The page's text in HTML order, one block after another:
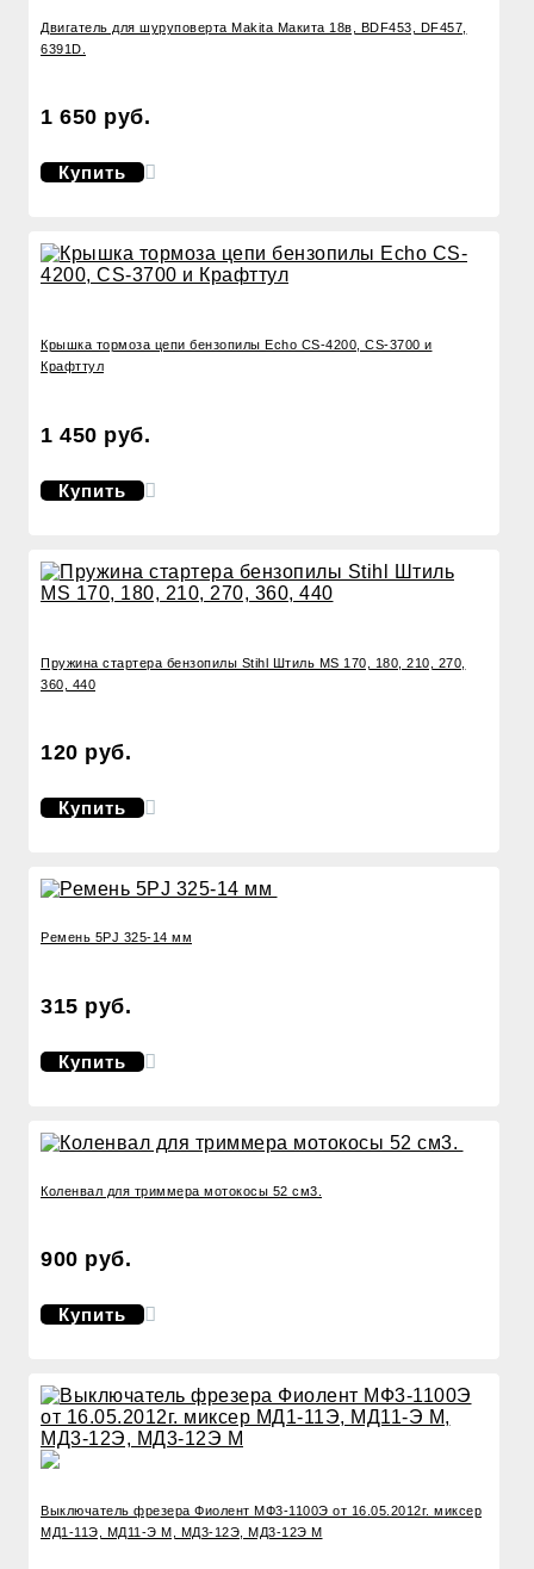
Двигатель для шуруповерта Makita Макита 18в, BDF453, DF457,
6391D.
1 650 руб.
Купить
Крышка тормоза цепи бензопилы Echo CS-4200, CS-3700 и
Крафттул
1 450 руб.
Купить
Пружина стартера бензопилы Stihl Штиль MS 170, 180, 210, 270,
360, 440
120 руб.
Купить
Ремень 5PJ 325-14 мм
315 руб.
Купить
Коленвал для триммера мотокосы 52 см3.
900 руб.
Купить
Выключатель фрезера Фиолент МФ3-1100Э от 16.05.2012г. миксер
МД1-11Э, МД11-Э М, МД3-12Э, МД3-12Э М